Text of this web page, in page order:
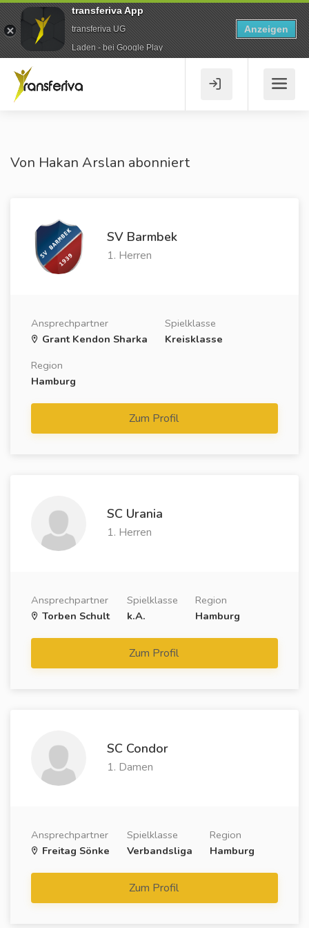
Von Hakan Arslan abonniert
SV Barmbek
1. Herren
Ansprechpartner
Grant Kendon Sharka
Spielklasse
Kreisklasse
Region
Hamburg
Zum Profil
SC Urania
1. Herren
Ansprechpartner
Torben Schult
Spielklasse
k.A.
Region
Hamburg
Zum Profil
SC Condor
1. Damen
Ansprechpartner
Freitag Sönke
Spielklasse
Verbandsliga
Region
Hamburg
Zum Profil
transferiva App
transferiva UG
Laden - bei Google Play
Anzeigen